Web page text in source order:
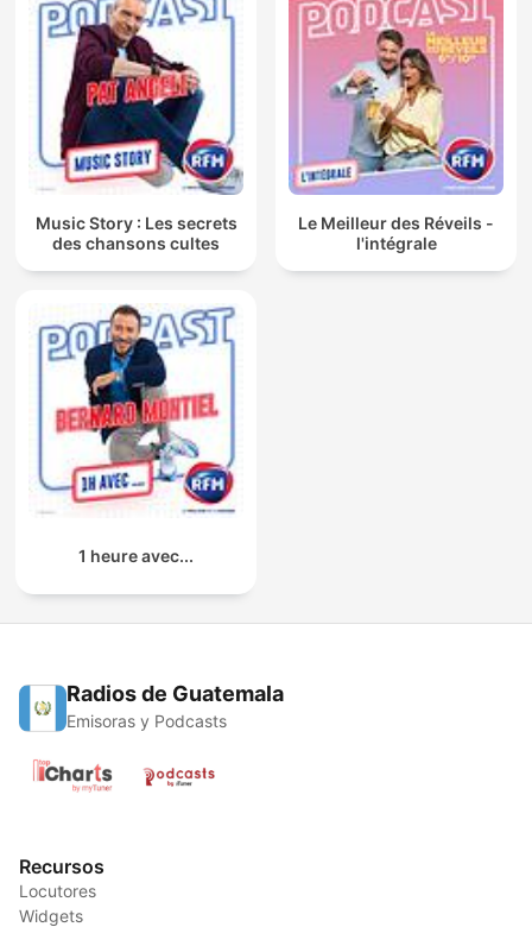
Music Story : Les secrets
des chansons cultes
Le Meilleur des Réveils -
l'intégrale
1 heure avec...
Radios de Guatemala
Emisoras y Podcasts
Recursos
Locutores
Widgets